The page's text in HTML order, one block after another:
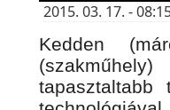
2015. 03. 17. -
Kedden
tapasztaltabb